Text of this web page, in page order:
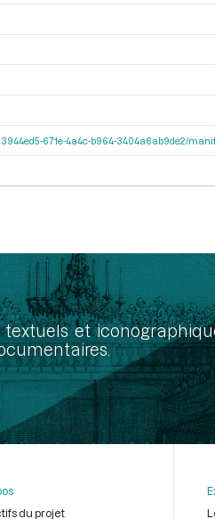
671e-4a4c-b964-3404a6ab9de2/
et
du projet